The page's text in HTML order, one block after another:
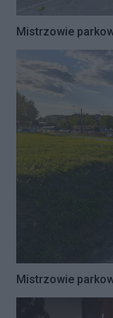
Mistrzowie
Mistrzowie